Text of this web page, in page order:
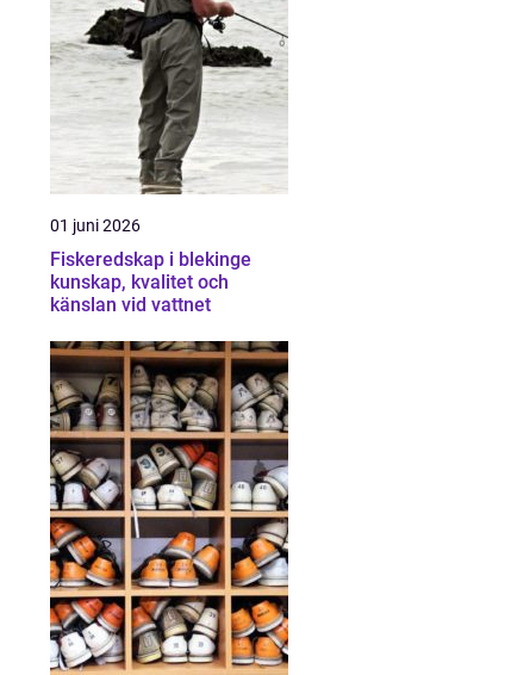
01 juni 2026
Fiskeredskap i blekinge
kunskap, kvalitet och
känslan vid vattnet